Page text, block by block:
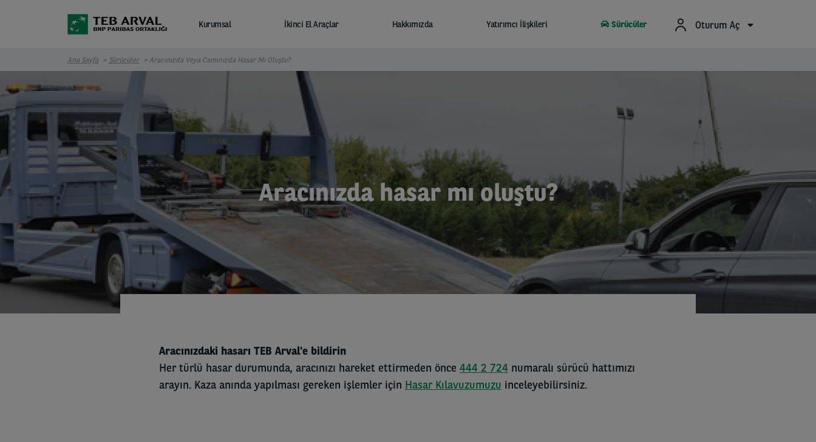
Kurumsal İkinci El Araçlar Hakkımızda Yatırımcı İlişkileri Sürücüler Oturum Aç
Ana Sayfa Sürücüler Aracınızda Veya Camınızda Hasar Mı Oluştu?
Aracınızda hasar mı oluştu?
Aracınızdaki hasarı TEB Arval'e bildirin
Her türlü hasar durumunda, aracınızı hareket ettirmeden önce 444 2 724 numaralı sürücü hattımızı
arayın. Kaza anında yapılması gereken işlemler için Hasar Kılavuzumuzu inceleyebilirsiniz.